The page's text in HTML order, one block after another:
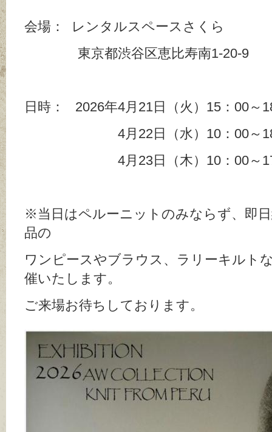
会場： レンタルスペースさくら
東京都渋谷区恵比寿南1-20-9
日時： 2026年4月21日（火）15：00～
4月22日（水）10：00～18
4月23日（木）10：00～17
※当日はペルーニットのみならず、即
品の
ワンピースやブラウス、ラリーキルト
催いたします。
ご来場お待ちしております。